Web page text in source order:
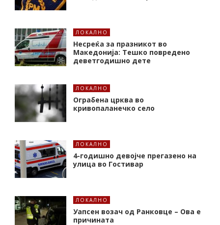
ЛОКАЛНО
Несреќа за празникот во
Македонија: Тешко повредено
деветгодишно дете
ЛОКАЛНО
Ограбена црква во
кривопаланечко село
ЛОКАЛНО
4-годишно девојче прегазено на
улица во Гостивар
ЛОКАЛНО
Уапсен возач од Ранковце – Ова е
причината